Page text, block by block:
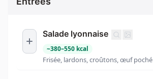
Salade lyonnaise
~380–550 kcal
Frisée, lardons, croûtons, œuf poché